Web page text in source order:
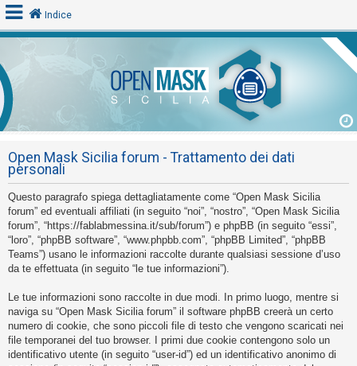
o
g
n
A
r
g
o
m
e
n
t
Indice
Open Mask Sicilia forum - Trattamento dei dati
personali
Questo paragrafo spiega dettagliatamente come “Open Mask Sicilia
forum” ed eventuali affiliati (in seguito “noi”, “nostro”, “Open Mask Sicilia
forum”, “https://fablabmessina.it/sub/forum”) e phpBB (in seguito “essi”,
“loro”, “phpBB software”, “www.phpbb.com”, “phpBB Limited”, “phpBB
Teams”) usano le informazioni raccolte durante qualsiasi sessione d’uso
da te effettuata (in seguito “le tue informazioni”).
Le tue informazioni sono raccolte in due modi. In primo luogo, mentre si
naviga su “Open Mask Sicilia forum” il software phpBB creerà un certo
numero di cookie, che sono piccoli file di testo che vengono scaricati nei
file temporanei del tuo browser. I primi due cookie contengono solo un
identificativo utente (in seguito “user-id”) ed un identificativo anonimo di